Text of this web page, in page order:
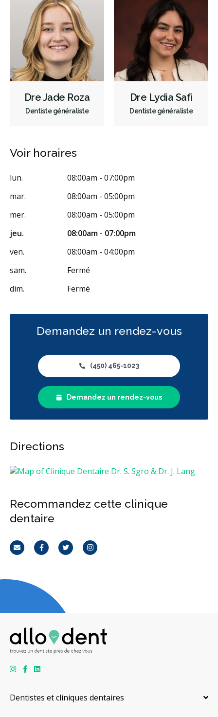
Sédation - orale
Appareils dentaires
Soins dentaires pour enfants
Services esthétiques
Prothèses dentaires
Diagnostique
Urgences
Endodontie
Chirurgie buccale
Parodontie
Hygiène préventive et nettoyages
Réparateur
Sédation
RCSD (Régime canadien de soins dentaires)
Moins
Dre Jade Roza
Dentiste généraliste
Dre Lydia Safi
Dentiste généraliste
Voir horaires
lun.
08:00am - 07:00pm
mar.
08:00am - 05:00pm
mer.
08:00am - 05:00pm
jeu.
08:00am - 07:00pm
ven.
08:00am - 04:00pm
sam.
Fermé
dim.
Fermé
Demandez un rendez-vous
(450) 465-1023
Demandez un rendez-vous
Directions
Recommandez cette clinique
dentaire
CourrielFacebookTwitterInstagram
Dentistes et cliniques dentaires